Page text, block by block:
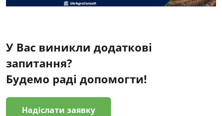
У Вас виникли додаткові
запитання?
Будемо раді допомогти!
Надіслати заявку